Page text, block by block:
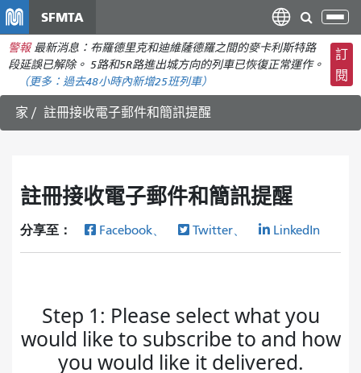
主
要
內
容
SFMTA
切
換
導
航
警報 最新消息：布羅德里克和迪維薩德羅之間的麥卡利斯特路
段延誤已解除。 5路和5R路進出城方向的列車已恢復正常運作。
（更多： 過去48小時內新增25班列車）
訂
閱
家 註冊接收電子郵件和簡訊提醒
註冊接收電子郵件和簡訊提醒
分享至： Facebook、 Twitter、 LinkedIn